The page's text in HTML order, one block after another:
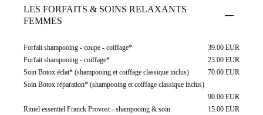
LES FORFAITS & SOINS RELAXANTS
FEMMES
Forfait shampooing - coupe - coiffage*
39.00 EUR
Forfait shampooing - coiffage*
23.00 EUR
Soin Botox éclat* (shampooing et coiffage classique inclus)
70.00 EUR
Soin Botox réparation* (shampooing et coiffage classique inclus)
90.00 EUR
Rituel essentiel Franck Provost - shampooing & soin
15.00 EUR